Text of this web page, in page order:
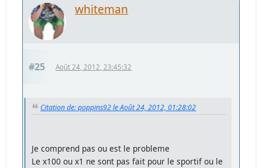
whiteman
#25 Août 24, 2012, 23:45:32
Citation de: poppins92 le Août 24, 2012, 01:28:02
Je comprend pas ou est le probleme
Le x100 ou x1 ne sont pas fait pour le sportif ou le